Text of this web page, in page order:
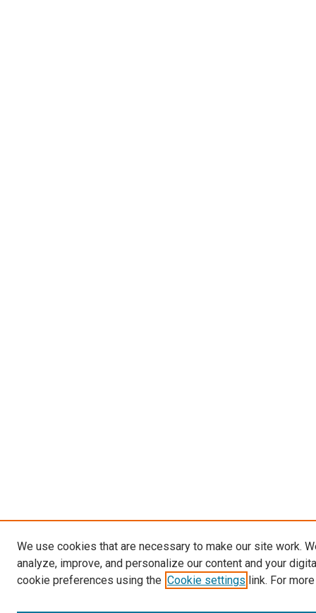
We use cookies that are necessary to make our site work.
analyze, improve, and personalize our content and your
cookie preferences using the Cookie settings link. For